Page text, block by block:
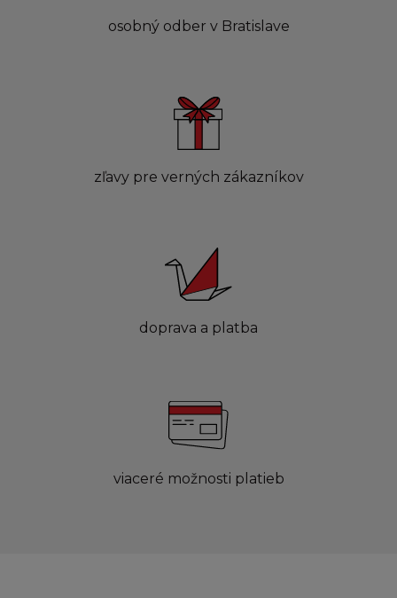
osobný odber v Bratislave
zľavy pre verných zákazníkov
doprava a platba
viaceré možnosti platieb